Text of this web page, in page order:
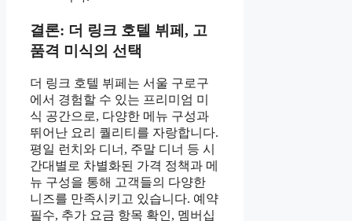
결론: 더 링크 호텔 뷔페, 고
품격 미식의 선택
더 링크 호텔 뷔페는 서울 구로구
에서 경험할 수 있는 프리미엄 미
식 공간으로, 다양한 메뉴 구성과
뛰어난 요리 퀄리티를 자랑합니다.
평일 런치와 디너, 주말 디너 등 시
간대별로 차별화된 가격 정책과 메
뉴 구성을 통해 고객들의 다양한
니즈를 만족시키고 있습니다. 예약
필수, 추가 요금 항목 확인, 멤버십